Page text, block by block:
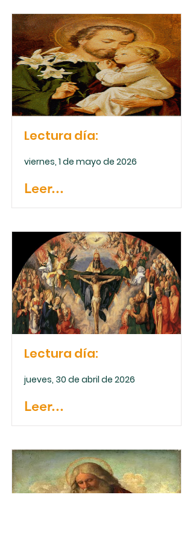
Lectura día:
viernes, 1 de mayo de 2026
Leer...
Lectura día:
jueves, 30 de abril de 2026
Leer...